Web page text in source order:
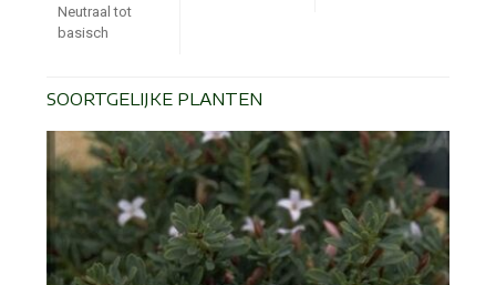
Neutraal tot
basisch
SOORTGELIJKE PLANTEN